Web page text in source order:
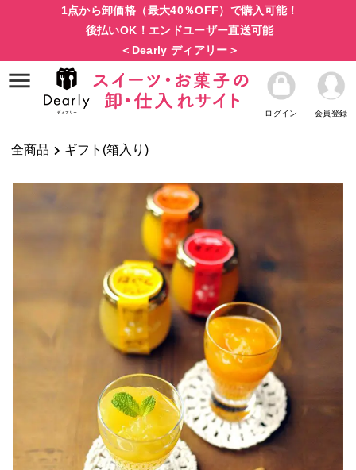
1点から卸価格（最大40％OFF）で購入可能！
後払いOK！エンドユーザー直送可能
＜Dearly ディアリー＞
ログイン 会員登録
全商品 ギフト(箱入り)